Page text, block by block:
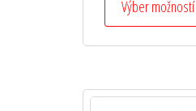
Výber možností